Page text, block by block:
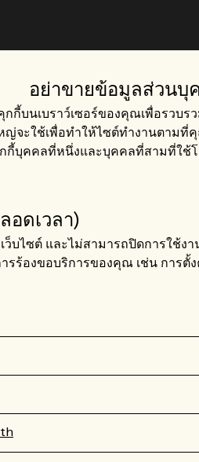
อย่าขายข้อมูลส่วนบุ
กกี้บนเบราว์เซอร์ของคุณเพื่อรว
ะใช้เพื่อทำให้ไซต์ทำงานตามที่
กี้บุคคลที่หนึ่งและบุคคลที่สามที่ใช้
อดเวลา)
บไซต์ และไม่สามารถปิดการใช้ง
รร้องขอบริการของคุณ เช่น การ